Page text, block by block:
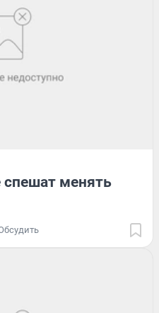
спешат менять